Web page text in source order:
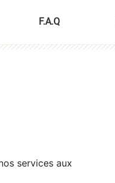
F.A.Q
services aux